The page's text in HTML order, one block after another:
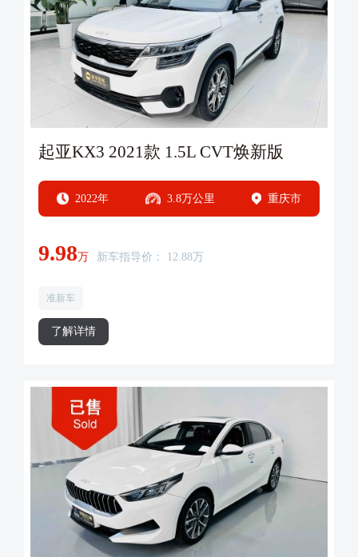
起亚KX3 2021款 1.5L CVT焕新版
2022年 3.8万公里 重庆市
9.98万 新车指导价： 12.88万
准新车
了解详情